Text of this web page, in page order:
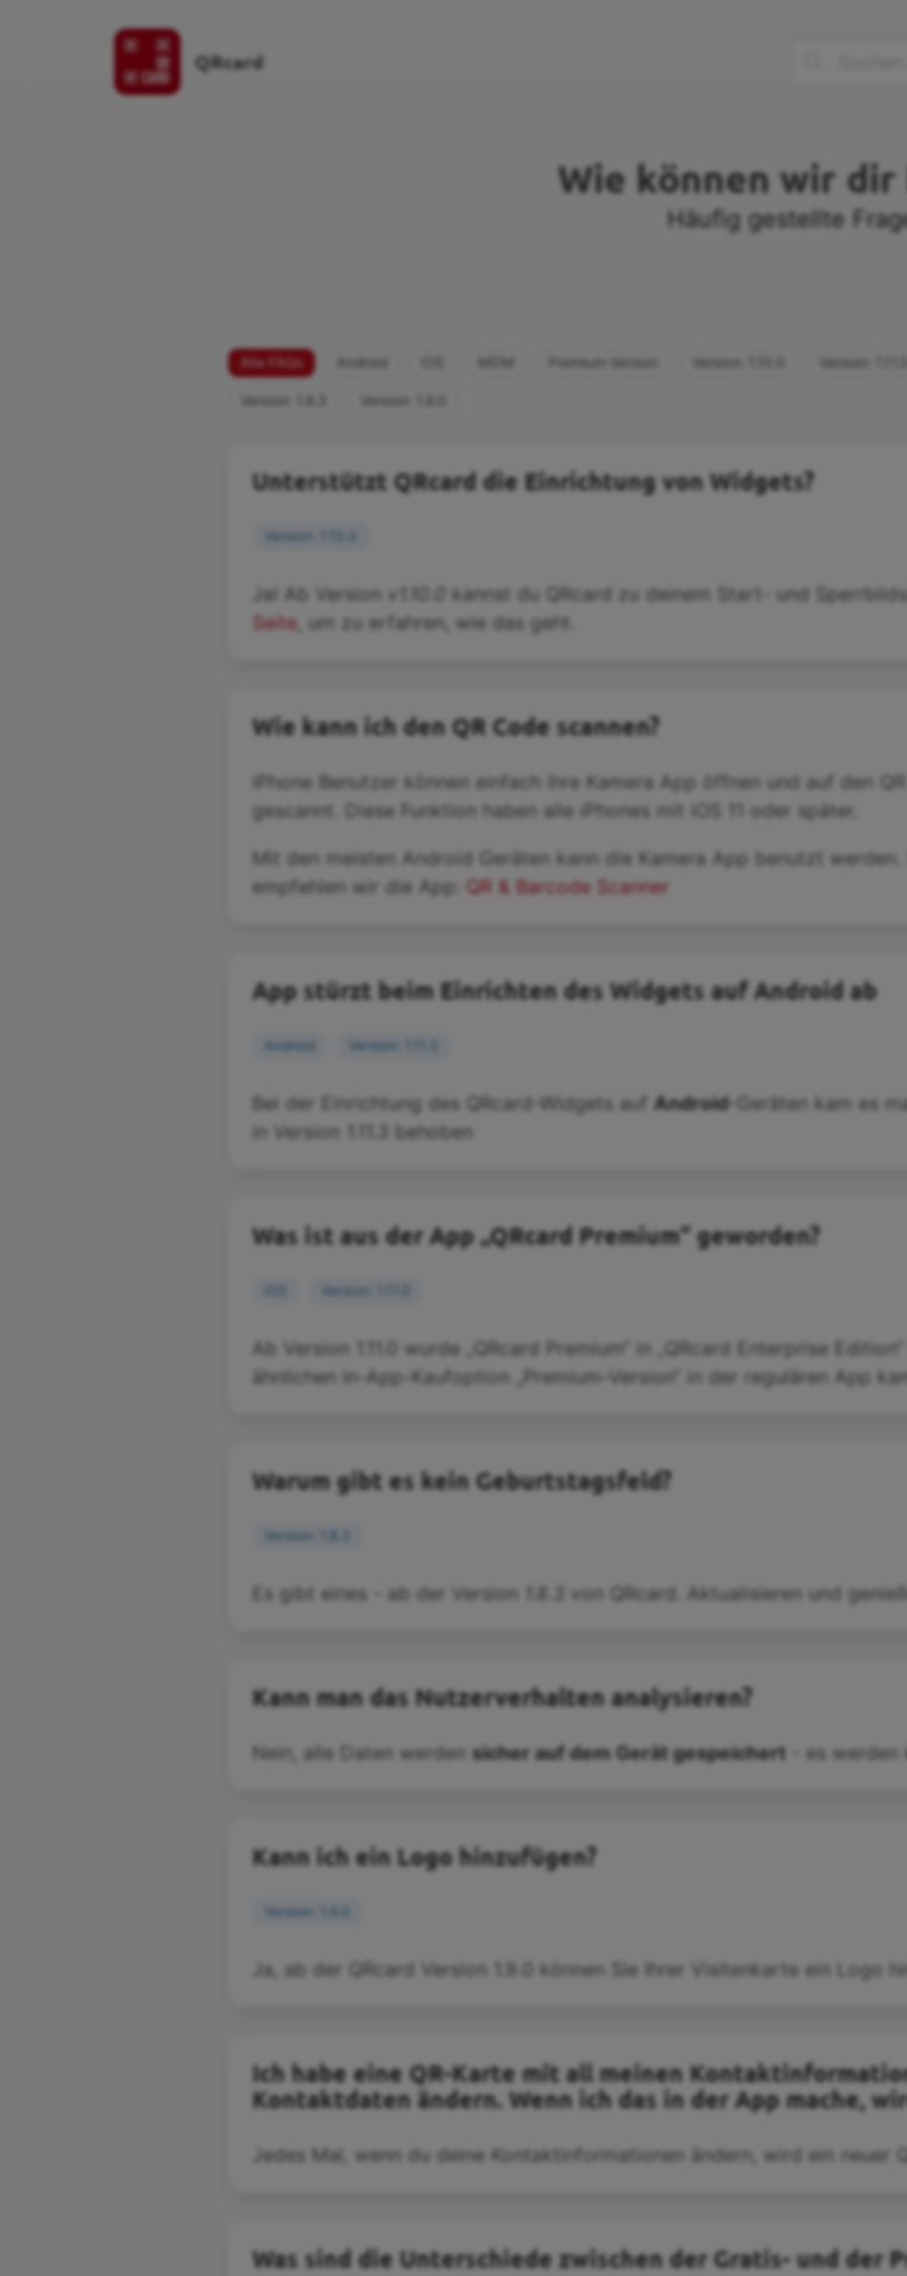
QRcard
Wie können wir dir
Häufig gestellte
Alle FAQs Premium Version Version: 1.10.0 Version: 1.11.0
Version: 1.8.3 Version: 1.9.0
Unterstützt QRcard die Einrichtung von Widgets?
Version: 1.10.0
Ja! Ab Version v1.10.0 kannst du QRcard zu deinem Start- und
Seite , um zu erfahren, wie das geht.
Wie kann ich den QR Code scannen?
iPhone Benutzer können einfach ihre Kamera App öffnen und auf den
gescannt. Diese Funktion haben alle iPhones mit iOS 11 oder später.
Mit den meisten Android Geräten kann die Kamera App benutzt
empfehlen wir die App:
QR & Barcode Scanner
App stürzt beim Einrichten des Widgets auf Android ab
Android Version: 1.11.3
Bei der Einrichtung des QRcard-Widgets auf Android-Geräten kam es
in Version
behoben
Was ist aus der App „QRcard Premium“ geworden?
Version: 1.11.0
Ab Version 1.11.0 wurde „QRcard Premium“ in „QRcard Enterprise
ähnlichen In-App-Kaufoption „Premium-Version“ in der regulären App
Warum gibt es kein Geburtstagsfeld?
Version: 1.8.3
Es gibt eines - ab der Version von QRcard. Aktualisieren und
Kann man das Nutzerverhalten analysieren?
Nein, alle Daten werden sicher auf dem Gerät gespeichert - es werden
Kann ich ein Logo hinzufügen?
Version: 1.9.0
Ja, ab der QRcard Version 1.9.0 können Sie Ihrer Visitenkarte ein Logo
Ich habe eine QR-Karte mit all meinen
Kontaktdaten ändern. Wenn ich das in der App mache,
Jedes Mal, wenn du deine Kontaktinformationen ändern, wird ein neuer
Was sind die Unterschiede zwischen der Gratis- und der